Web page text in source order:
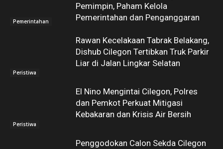
Pemerintahan
Pemimpin, Paham Kelola
Pemerintahan dan Penganggaran
Peristiwa
Rawan Kecelakaan Tabrak Belakang,
Dishub Cilegon Tertibkan Truk Parkir
Liar di Jalan Lingkar Selatan
Peristiwa
El Nino Mengintai Cilegon, Polres
dan Pemkot Perkuat Mitigasi
Kebakaran dan Krisis Air Bersih
Penggodokan Calon Sekda Cilegon